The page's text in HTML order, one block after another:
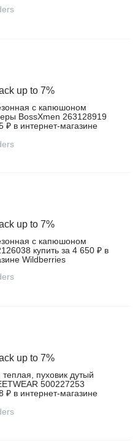
up to 7%
с капюшоном
BossXmen 263128919
₽ в интернет‑магазине
up to 7%
с капюшоном
купить за 4 650 ₽ в
Wildberries
up to 7%
теплая, пуховик дутый
500227253
₽ в интернет‑магазине